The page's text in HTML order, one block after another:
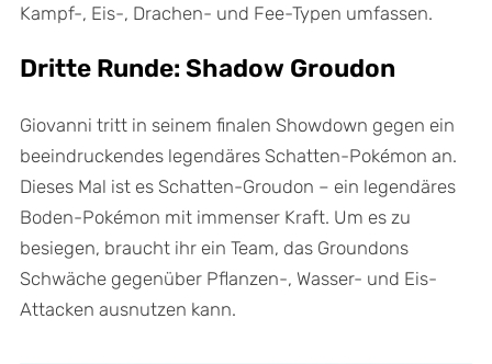
Kampf-, Eis-, Drachen- und Fee-Typen umfassen.
Dritte Runde: Shadow Groudon
Giovanni tritt in seinem finalen Showdown gegen ein
beeindruckendes legendäres Schatten-Pokémon an.
Dieses Mal ist es Schatten-Groudon – ein legendäres
Boden-Pokémon mit immenser Kraft. Um es zu
besiegen, braucht ihr ein Team, das Groundons
Schwäche gegenüber Pflanzen-, Wasser- und Eis-
Attacken ausnutzen kann.